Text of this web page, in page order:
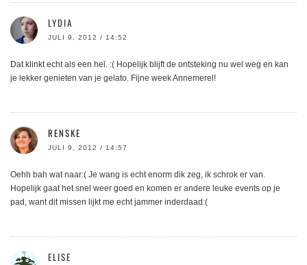
LYDIA
JULI 9, 2012 / 14:52
Dat klinkt echt als een hel. :( Hopelijk blijft de ontsteking nu wel weg en kan
je lekker genieten van je gelato. Fijne week Annemerel!
RENSKE
JULI 9, 2012 / 14:57
Oehh bah wat naar:( Je wang is echt enorm dik zeg, ik schrok er van.
Hopelijk gaat het snel weer goed en komen er andere leuke events op je
pad, want dit missen lijkt me echt jammer inderdaad:(
ELISE